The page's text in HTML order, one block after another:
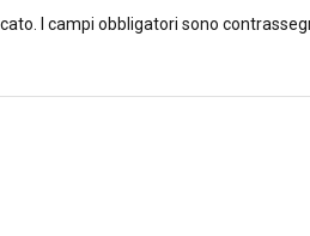
I campi obbligatori sono